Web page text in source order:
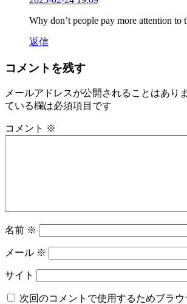
Why don’t people pay more attention to
返信
コメントを残す
メールアドレスが公開されることはあり
ている欄は必須項目です
コメント ※
名前 ※
メール ※
サイト
次回のコメントで使用するためブラ